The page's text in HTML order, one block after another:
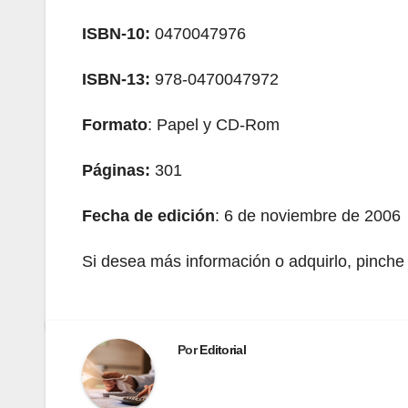
ISBN-10: 0470047976
ISBN-13: 978-0470047972
Formato: Papel y CD-Rom
Páginas: 301
Fecha de edición: 6 de noviembre de 2006
Si desea más información o adquirlo, pinche
PorEditorial